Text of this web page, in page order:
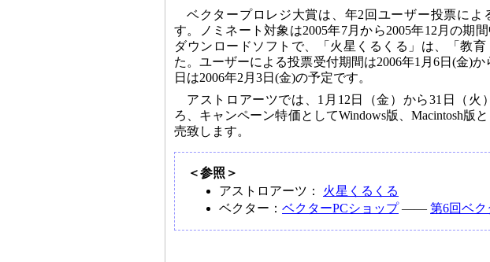
ベクタープロレジ大賞は、年2回ユーザー投票によ
す。ノミネート対象は2005年7月から2005年12月の期
ダウンロードソフトで、「火星くるくる」は、「教
た。ユーザーによる投票受付期間は2006年1月6日(金)
日は2006年2月3日(金)の予定です。
アストロアーツでは、1月12日（金）から31日（火
ろ、キャンペーン特価としてWindows版、Macintosh版
売致します。
＜参照＞
アストロアーツ： 火星くるくる
ベクター： ベクターPCショップ―― 第6回ベ